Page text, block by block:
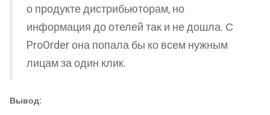
о продукте дистрибьюторам, но
информация до отелей так и не дошла. С
ProOrder она попала бы ко всем нужным
лицам за один клик.
Вывод: